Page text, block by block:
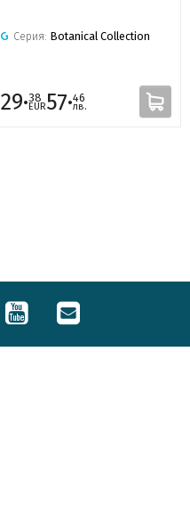
Серия: Botanical Collection
29·38
EUR57·46
лв.